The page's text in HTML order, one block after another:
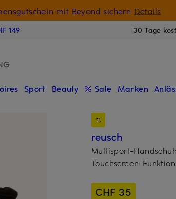
mit Beyond sichern Details
149 30 Tage
Sport Beauty % Sale Marken
reusch
Multisport-
Touchscreen-Funktion
CHF 35